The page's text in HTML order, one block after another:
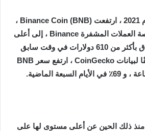
بعد الأداء المذهل في عام 2021 ، ارتفعت Binance Coin (BNB) ،
وهي الرمز الأصلي لبورصة العملات المشفرة Binance ، إلى أعلى
مستوى جديد على الإطلاق بأكثر من 610 دولارات في وقت سابق
يوم الاثنين. 12 أبريل. وفقًا لبيانات CoinGecko ، ارتفع سعر BNB
تراجعت Binance Coin منذ ذلك الحين عن أعلى مستوى لها على